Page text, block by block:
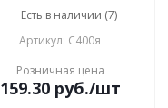
Есть в наличии (7)
Артикул: С400я
Розничная цена
159.30руб./шт